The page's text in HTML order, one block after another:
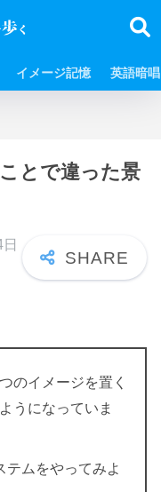
イメージ記憶 英語暗唱
とで違った景
のイメージを置く
うになっていま
テムをやってみよ